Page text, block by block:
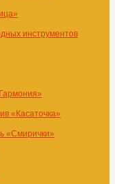
инструментов
«Касаточка»
«Смирички»